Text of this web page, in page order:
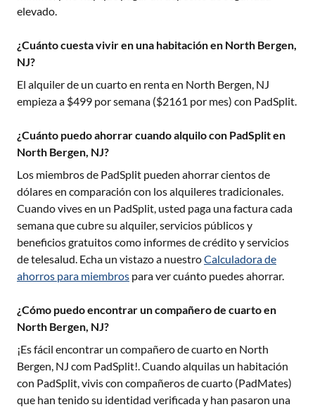
elevado.
¿Cuánto cuesta vivir en una habitación en North Bergen,
NJ?
El alquiler de un cuarto en renta en North Bergen, NJ
empieza a $499 por semana ($2161 por mes) con PadSplit.
¿Cuánto puedo ahorrar cuando alquilo con PadSplit en
North Bergen, NJ?
Los miembros de PadSplit pueden ahorrar cientos de
dólares en comparación con los alquileres tradicionales.
Cuando vives en un PadSplit, usted paga una factura cada
semana que cubre su alquiler, servicios públicos y
beneficios gratuitos como informes de crédito y servicios
de telesalud. Echa un vistazo a nuestroCalculadora de
ahorros para miembros para ver cuánto puedes ahorrar.
¿Cómo puedo encontrar un compañero de cuarto en
North Bergen, NJ?
¡Es fácil encontrar un compañero de cuarto en North
Bergen, NJ com PadSplit!. Cuando alquilas un habitación
con PadSplit, vivis con compañeros de cuarto (PadMates)
que han tenido su identidad verificada y han pasaron una